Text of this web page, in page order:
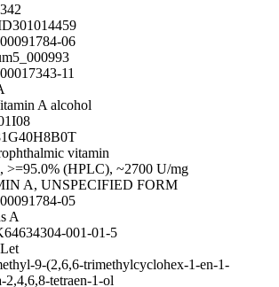
06
11
A alcohol
vitamin
>=95.0% (HPLC), ~2700 U/mg
A, UNSPECIFIED FORM
05
A
001-01-5
9-(2,6,6-trimethylcyclohex-1-en-1-
2,4,6,8-tetraen-1-ol